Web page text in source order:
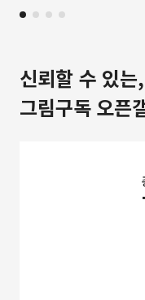
신뢰할 수 있는,
그림구독 오픈